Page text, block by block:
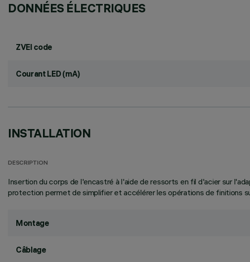
DONNÉES ÉLECTRIQUES
ZVEI code
Courant LED (mA)
INSTALLATION
DESCRIPTION
Insertion du corps de l'encastré à l'aide de ressorts en fil d'acier sur
protection permet de simplifier et accélérer les opérations de finitions
Montage
Câblage